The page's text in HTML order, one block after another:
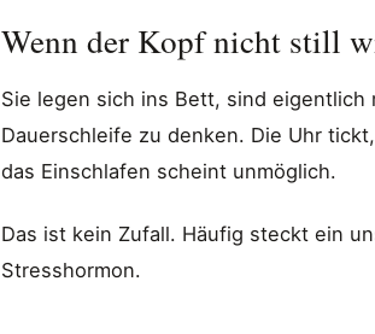
Wenn der Kopf nicht still
Sie legen sich ins Bett, sind
Dauerschleife zu denken. Die Uhr
das Einschlafen scheint unmöglich.
Das ist kein Zufall. Häufig steckt ein
Stresshormon.